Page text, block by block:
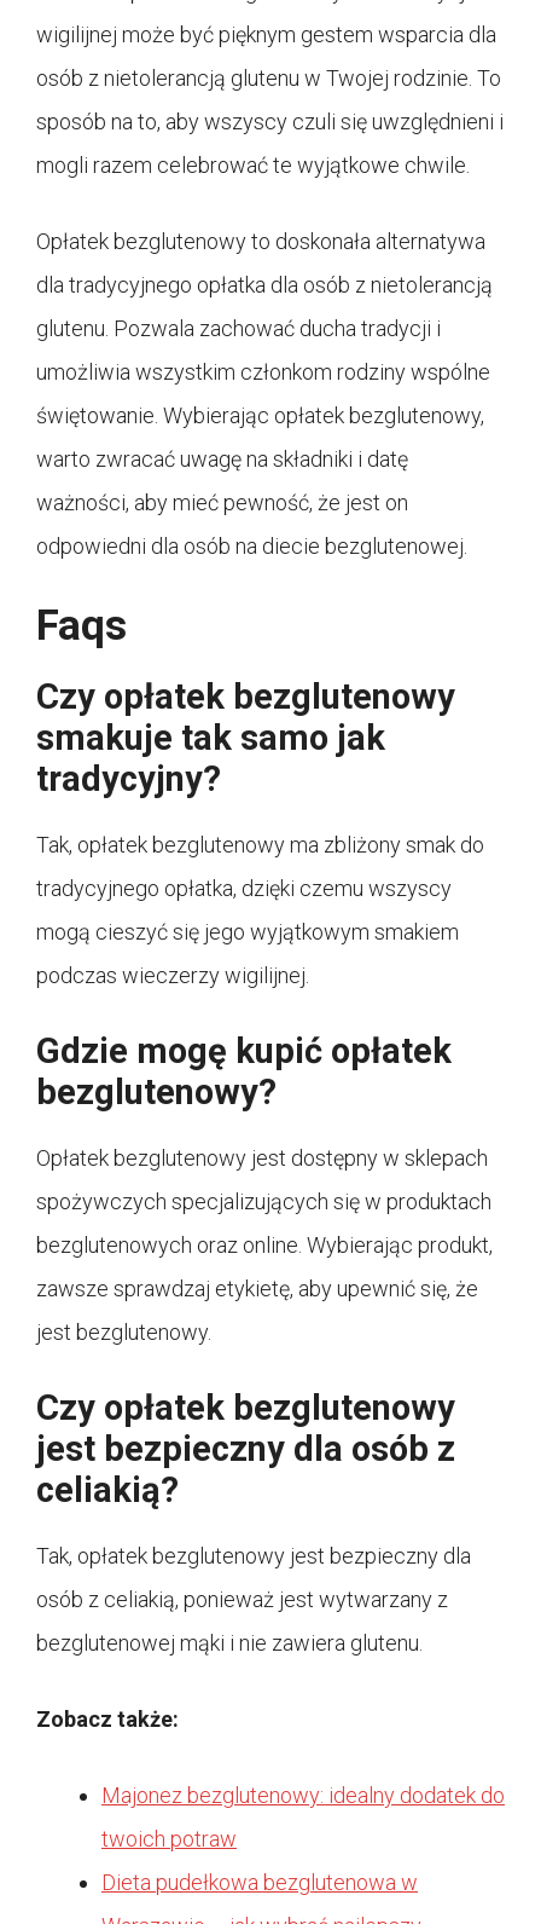
wigilijnej może być pięknym gestem wsparcia dla
osób z nietolerancją glutenu w Twojej rodzinie. To
sposób na to, aby wszyscy czuli się uwzględnieni i
mogli razem celebrować te wyjątkowe chwile.
Opłatek bezglutenowy to doskonała alternatywa
dla tradycyjnego opłatka dla osób z nietolerancją
glutenu. Pozwala zachować ducha tradycji i
umożliwia wszystkim członkom rodziny wspólne
świętowanie. Wybierając opłatek bezglutenowy,
warto zwracać uwagę na składniki i datę
ważności, aby mieć pewność, że jest on
odpowiedni dla osób na diecie bezglutenowej.
Faqs
Czy opłatek bezglutenowy
smakuje tak samo jak
tradycyjny?
Tak, opłatek bezglutenowy ma zbliżony smak do
tradycyjnego opłatka, dzięki czemu wszyscy
mogą cieszyć się jego wyjątkowym smakiem
podczas wieczerzy wigilijnej.
Gdzie mogę kupić opłatek
bezglutenowy?
Opłatek bezglutenowy jest dostępny w sklepach
spożywczych specjalizujących się w produktach
bezglutenowych oraz online. Wybierając produkt,
zawsze sprawdzaj etykietę, aby upewnić się, że
jest bezglutenowy.
Czy opłatek bezglutenowy
jest bezpieczny dla osób z
celiakią?
Tak, opłatek bezglutenowy jest bezpieczny dla
osób z celiakią, ponieważ jest wytwarzany z
bezglutenowej mąki i nie zawiera glutenu.
Zobacz także:
Majonez bezglutenowy: idealny dodatek do
twoich potraw
Dieta pudełkowa bezglutenowa w